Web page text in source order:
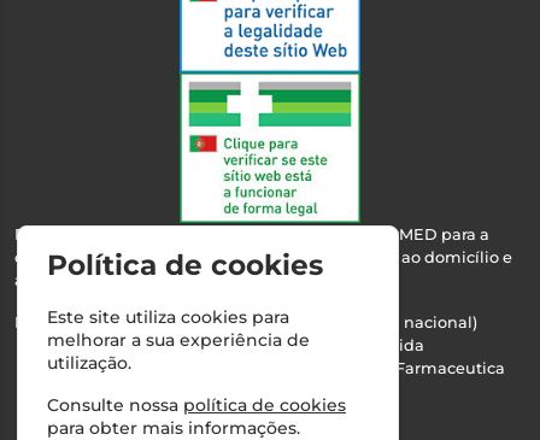
Esta farmácia encontra-se autorizada pelo INFARMED para a
dispensa de medicamentos e produtos de saúde ao domicílio e
através da internet.
Nº Infarmed: 21 798 7100 (chamada para rede fixa nacional)
Direção Técnica:Maria Teresa Almeida
NIPC:510103669 | Teresa Almeida - Sociedade Farmaceutica
Alvará nº:2994
Política de cookies
Este site utiliza cookies para
melhorar a sua experiência de
utilização.
Consulte nossa política de cookies
para obter mais informações.